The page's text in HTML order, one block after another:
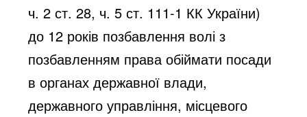
ч. 2 ст. 28, ч. 5 ст. 111-1 КК України)
до 12 років позбавлення волі з
позбавленням права обіймати посади
в органах державної влади,
державного управління, місцевого